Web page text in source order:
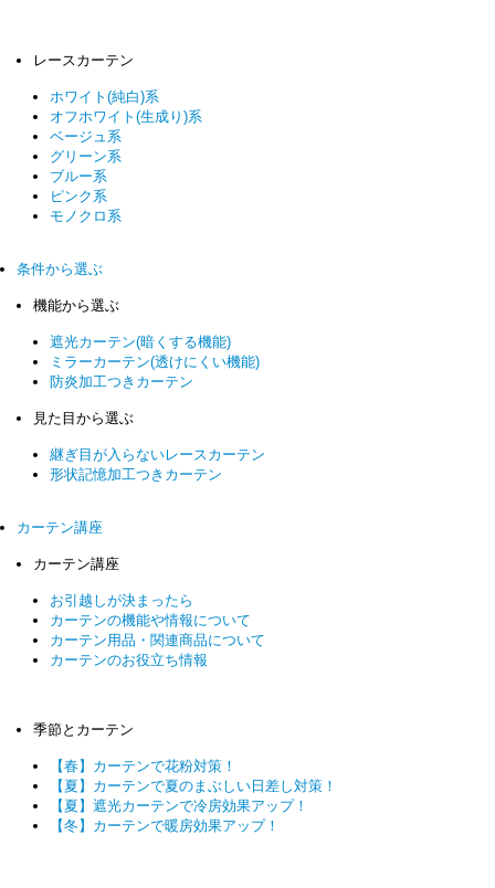
レースカーテン
ホワイト(純白)系
オフホワイト(生成り)系
ベージュ系
グリーン系
ブルー系
ピンク系
モノクロ系
条件から選ぶ
機能から選ぶ
遮光カーテン(暗くする機能)
ミラーカーテン(透けにくい機能)
防炎加工つきカーテン
見た目から選ぶ
継ぎ目が入らないレースカーテン
形状記憶加工つきカーテン
カーテン講座
カーテン講座
お引越しが決まったら
カーテンの機能や情報について
カーテン用品・関連商品について
カーテンのお役立ち情報
季節とカーテン
【春】カーテンで花粉対策！
【夏】カーテンで夏のまぶしい日差し対策！
【夏】遮光カーテンで冷房効果アップ！
【冬】カーテンで暖房効果アップ！